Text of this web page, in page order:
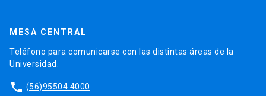
MESA CENTRAL
Teléfono para comunicarse con las distintas áreas de la
Universidad.
phone (56)95504 4000